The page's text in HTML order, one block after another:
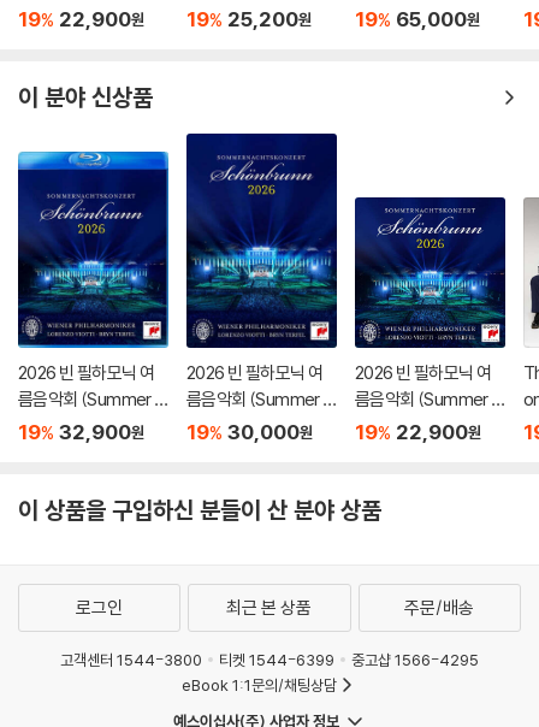
벤: 바이올린 소나타 5
lin Sonatas Nos. 5 "S
19% 22,900원
32번 (Beethoven: Pi
19% 25,200원
전곡 외 (Schubert: C
19% 65,000원
이 분야 신상품
2026 빈 필하모닉 여
름음악회 (Summer Ni
ght Concert 2026)
19% 32,900원
2026 빈 필하모닉 여
름음악회 (Summer Ni
ght Concert 2026)
19% 30,000원
2026 빈 필하모닉 여
름음악회 (Summer Ni
ght Concert 2026)
19% 22,900원
이 상품을 구입하신 분들이 산 분야 상품
로그인 최근 본 상품 주문/배송
고객센터 1544-3800 티켓 1544-6399
중고샵 1566-4295
eBook 1:1문의/채팅상담
예스이십사(주) 사업자 정보